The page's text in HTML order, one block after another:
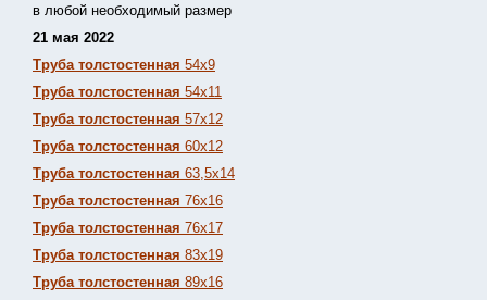
в любой необходимый размер
21 мая 2022
Труба толстостенная 54х9
Труба толстостенная 54х11
Труба толстостенная 57х12
Труба толстостенная 60х12
Труба толстостенная 63,5х14
Труба толстостенная 76х16
Труба толстостенная 76х17
Труба толстостенная 83х19
Труба толстостенная 89х16